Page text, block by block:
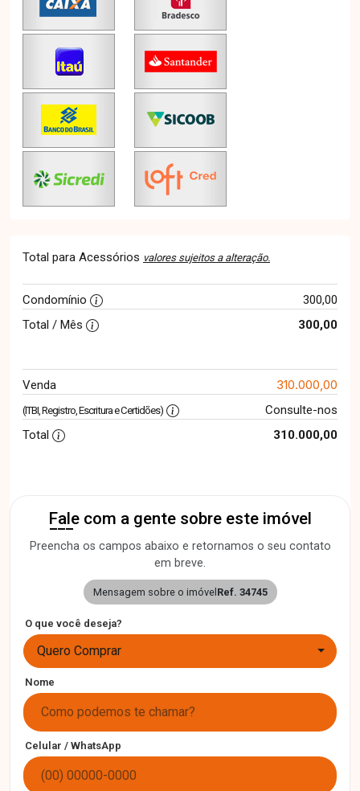
Total para Acessórios valores sujeitos a alteração.
Condomínio
300,00
Total / Mês
300,00
Venda 310.000,00
(ITBI, Registro, Escritura e Certidões)
Consulte-nos
Total
310.000,00
Fale com a gente sobre este imóvel
Preencha os campos abaixo e retornamos o seu contato
em breve.
Mensagem sobre o imóvel Ref. 34745
O que você deseja?
Quero Comprar
Nome
Celular / WhatsApp